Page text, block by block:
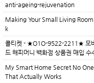
anti-ageing-rejuvenation
Making Your Small Living
k
콜티켓 - ★O1O-9522-2211★ 모
드 해피머니 백화점 상품권 매입 수
My Smart Home Secret No
That Actually Works